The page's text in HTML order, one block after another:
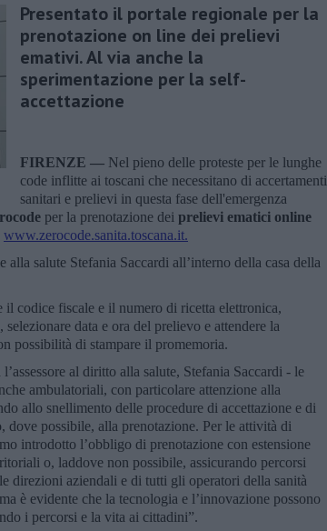
Presentato il portale regionale per la
prenotazione on line dei prelievi
emativi. Al via anche la
sperimentazione per la self-
accettazione
FIRENZE — Nel pieno delle proteste per le lunghe
code inflitte ai toscani che necessitano di accertamenti
sanitari e prelievi in questa fase dell'emergenza
per la prenotazione dei prelievi ematici online
www.zerocode.sanita.toscana.it.
alla salute Stefania Saccardi all’interno della casa della
codice fiscale e il numero di ricetta elettronica,
data e ora del prelievo e attendere la
possibilità di stampare il promemoria.
al diritto alla salute, Stefania Saccardi - le
ambulatoriali, con particolare attenzione alla
allo snellimento delle procedure di accettazione e di
dove possibile, alla prenotazione. Per le attività di
introdotto l’obbligo di prenotazione con estensione
o, laddove non possibile, assicurando percorsi
direzioni aziendali e di tutti gli operatori della sanità
è evidente che la tecnologia e l’innovazione possono
i percorsi e la vita ai cittadini”.